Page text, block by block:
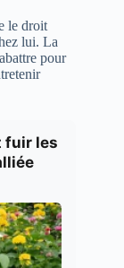
le droit
lui. La
pour
fuir les